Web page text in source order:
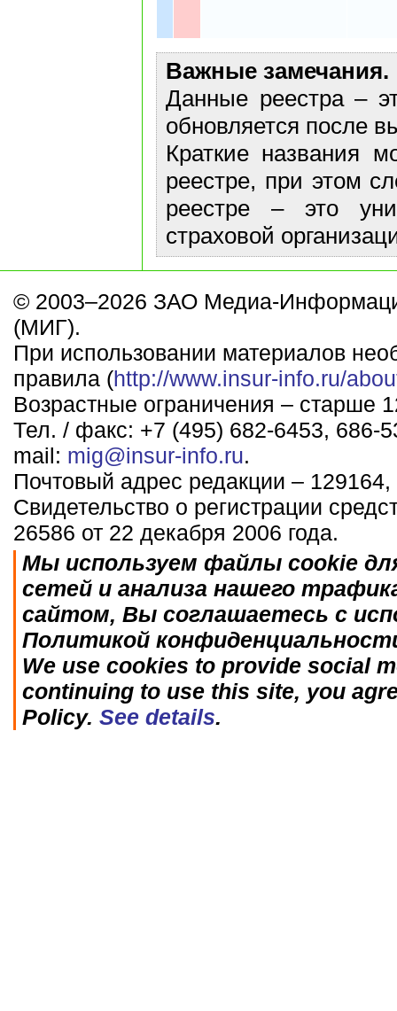
Важные замечания.
Данные реестра –
обновляется после
Краткие названия
реестре, при этом
реестре – это
страховой
© 2003–2026 ЗАО Медиа-
(МИГ).
При использовании материалов
правила (http://www.insur-info.ru/
Возрастные ограничения – старше
Тел. / факс: +7 (495) 682-6453, 686-
mail: mig@insur-info.ru.
Почтовый адрес редакции –
Свидетельство о регистрации
26586 от 22 декабря 2006 года.
Мы используем файлы cookie
сетей и анализа нашего
сайтом, Вы соглашаетесь с
Политикой
We use cookies to provide social
continuing to use this site, you
Policy. See details.